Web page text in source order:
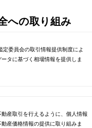
への取り組み
委員会の取引情報提供制度によ
タに基づく相場情報を提供しま
産取引を行えるように、個人情報
産価格情報の提供に取り組みま